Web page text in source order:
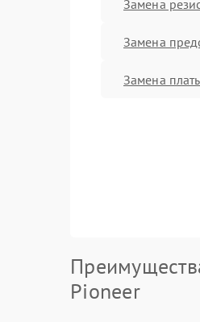
Замена
Замена
Замена
Pioneer